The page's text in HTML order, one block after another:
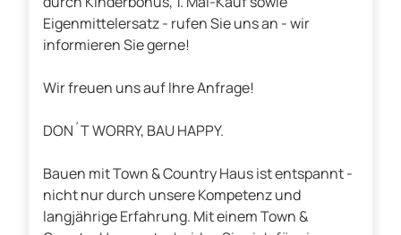
Eigenmittelersatz - rufen Sie uns an - wir
informieren Sie gerne!
Wir freuen uns auf Ihre Anfrage!
DON´T WORRY, BAU HAPPY.
Bauen mit Town & Country Haus ist entspannt -
nicht nur durch unsere Kompetenz und
langjährige Erfahrung. Mit einem Town &